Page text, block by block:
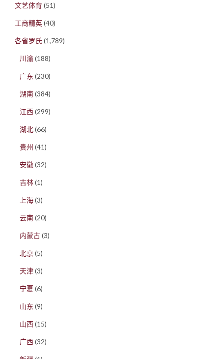
文艺体育(51)
工商精英(40)
各省罗氏(1,789)
川渝(188)
广东 (230)
湖南(384)
江西(299)
湖北(66)
贵州 (41)
安徽(32)
吉林(1)
上海(3)
云南(20)
内蒙古(3)
北京(5)
天津(3)
宁夏 (6)
山东 (9)
山西(15)
广西(32)